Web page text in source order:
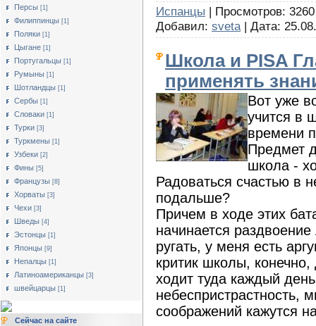
Персы [1]
Филиппинцы [1]
Поляки [1]
Цыгане [1]
Португальцы [1]
Румыны [1]
Шотландцы [1]
Сербы [1]
Словаки [1]
Турки [3]
Туркмены [1]
Узбеки [2]
Фины [5]
Французы [8]
Хорваты [3]
Чехи [3]
Шведы [4]
Эстонцы [1]
Японцы [9]
Непалцы [1]
Латиноамериканцы [3]
швейцарцы [1]
Сейчас на сайте
Испанцы | Просмотров:
Добавил: sveta | Дата:
Школа и PISA
применять
Вот уже
учится в
времени
Предмет
школа -
Радоваться счастью в
подальше?
Причем в ходе этих
начинается
ругать, у меня есть
критик школы,
ходит туда каждый
небеспристрастность,
соображений кажутся